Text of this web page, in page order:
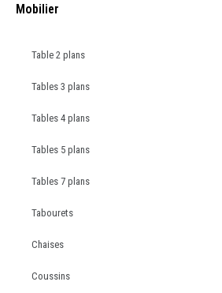
Mobilier
Table 2 plans
Tables 3 plans
Tables 4 plans
Tables 5 plans
Tables 7 plans
Tabourets
Chaises
Coussins